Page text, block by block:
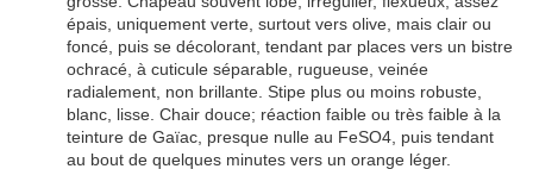
épais , uniquement verte, surtout vers olive , mais clair ou
foncé, puis se décolorant, tendant par places vers un bistre
ochracé, à cuticule séparable rugueuse veinée
radialement, non brillante. Stipe plus ou moins robuste,
blanc, lisse Chair douce; réaction faible ou très faible à la
teinture de Gaïac , presque nulle au FeSO4, puis tendant
au bout de quelques minutes vers un orange léger.